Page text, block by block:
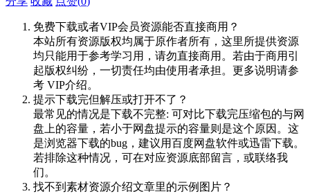
免费下载或者VIP会员资源能否直接商用？
本站所有资源版权均属于原作者所有，这里所提供资源
均只能用于参考学习用，请勿直接商用。若由于商用引
起版权纠纷，一切责任均由使用者承担。更多说明请参
考 VIP介绍。
提示下载完但解压或打开不了？
最常见的情况是下载不完整: 可对比下载完压缩包的与网
盘上的容量，若小于网盘提示的容量则是这个原因。这
是浏览器下载的bug，建议用百度网盘软件或迅雷下载。
若排除这种情况，可在对应资源底部留言，或联络我
们。
找不到素材资源介绍文章里的示例图片？